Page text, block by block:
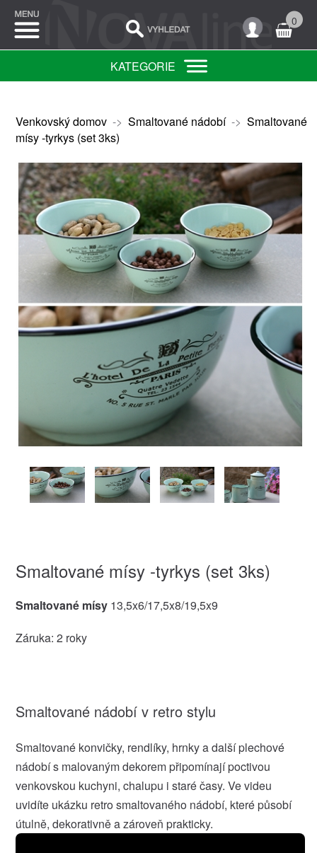
0
KATEGORIE
Venkovský domov-> Smaltované nádobí-> Smaltované
mísy -tyrkys (set 3ks)
Smaltované mísy -tyrkys (set 3ks)
Smaltované mísy13,5x6/17,5x8/19,5x9
Záruka: 2 roky
Smaltované nádobí v retro stylu
Smaltované konvičky, rendlíky, hrnky a další plechové
nádobí s malovaným dekorem připomínají poctivou
venkovskou kuchyni, chalupu i staré časy. Ve videu
uvidíte ukázku retro smaltovaného nádobí, které působí
útulně, dekorativně a zároveň prakticky.